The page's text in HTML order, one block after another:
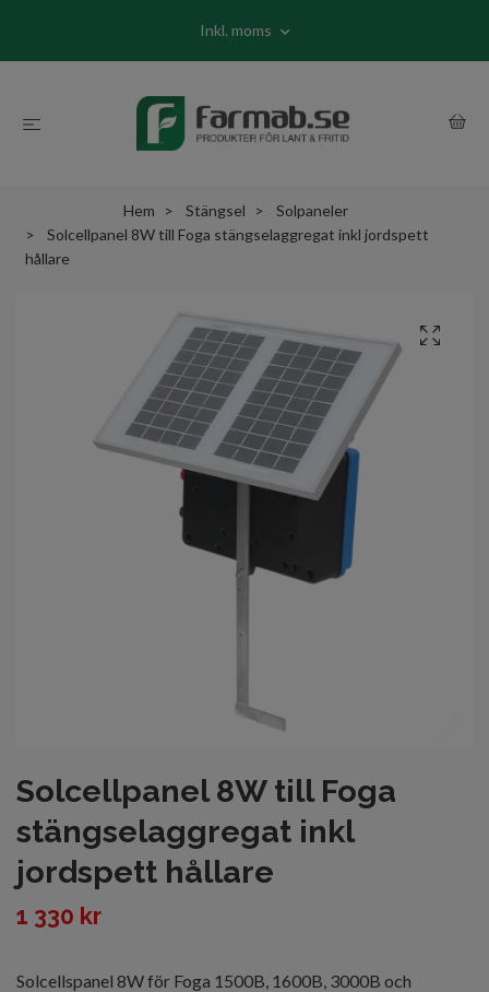
Inkl. moms
Hem Stängsel
Solpaneler
Solcellpanel 8W till Foga stängselaggregat inkl jordspett
hållare
Solcellpanel 8W till Foga
stängselaggregat inkl
jordspett hållare
1 330 kr
Solcellspanel 8W för Foga 1500B, 1600B, 3000B och